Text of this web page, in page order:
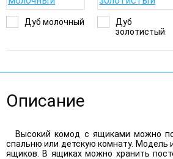
Дуб молочный
Дуб
золотистый
Описание
Высокий комод с ящиками можно
спальню или детскую комнату.
ящиков. В ящиках можно хранить